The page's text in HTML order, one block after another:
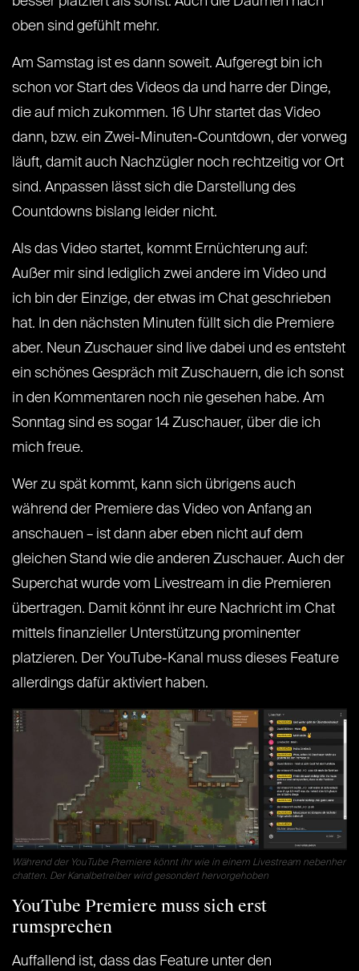
oben sind gefühlt mehr.
Am Samstag ist es dann soweit. Aufgeregt bin ich
schon vor Start des Videos da und harre der Dinge,
die auf mich zukommen. 16 Uhr startet das Video
dann, bzw. ein Zwei-Minuten-Countdown, der vorweg
läuft, damit auch Nachzügler noch rechtzeitig vor Ort
sind. Anpassen lässt sich die Darstellung des
Countdowns bislang leider nicht.
Als das Video startet, kommt Ernüchterung auf:
Außer mir sind lediglich zwei andere im Video und
ich bin der Einzige, der etwas im Chat geschrieben
hat. In den nächsten Minuten füllt sich die Premiere
aber. Neun Zuschauer sind live dabei und es entsteht
ein schönes Gespräch mit Zuschauern, die ich sonst
in den Kommentaren noch nie gesehen habe. Am
Sonntag sind es sogar 14 Zuschauer, über die ich
mich freue.
Wer zu spät kommt, kann sich übrigens auch
während der Premiere das Video von Anfang an
anschauen – ist dann aber eben nicht auf dem
gleichen Stand wie die anderen Zuschauer. Auch der
Superchat wurde vom Livestream in die Premieren
übertragen. Damit könnt ihr eure Nachricht im Chat
mittels finanzieller Unterstützung prominenter
platzieren. Der YouTube-Kanal muss dieses Feature
allerdings dafür aktiviert haben.
Während der YouTube Premiere könnt ihr wie in einem Livestream nebenher
chatten. Der Kanalbetreiber wird gesondert hervorgehoben
YouTube Premiere muss sich erst
rumsprechen
Auffallend ist, dass das Feature unter den